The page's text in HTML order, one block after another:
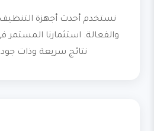
نستخدم أحدث أجهزة التنظيف
والفعالة. استثمارنا المستمر
نتائج سريعة وذات